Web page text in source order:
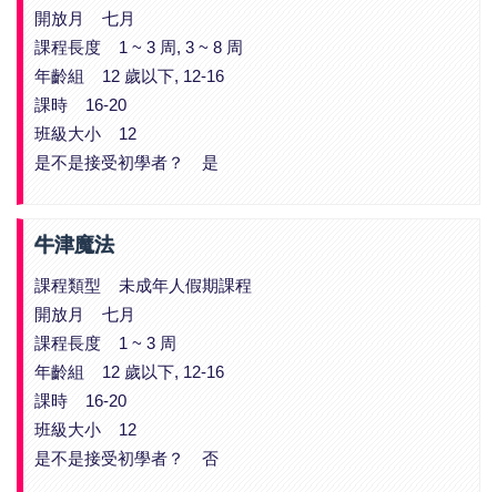
開放月 七月
課程長度 1 ~ 3 周, 3 ~ 8 周
年齡組 12 歲以下, 12-16
課時 16-20
班級大小 12
是不是接受初學者？ 是
牛津魔法
課程類型 未成年人假期課程
開放月 七月
課程長度 1 ~ 3 周
年齡組 12 歲以下, 12-16
課時 16-20
班級大小 12
是不是接受初學者？ 否